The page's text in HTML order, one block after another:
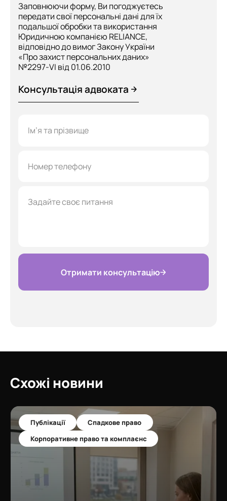
Заповнюючи форму, Ви погоджуєтесь
передати свої персональні дані для їх
подальшої обробки та використання
Юридичною компанією RELIANCE,
відповідно до вимог Закону України
«Про захист персональних даних»
№2297-VI від 01.06.2010
Консультація адвоката
Отримати консультацію
Схожі новини
Публікації
Спадкове право
Корпоративне право та комплаєнс